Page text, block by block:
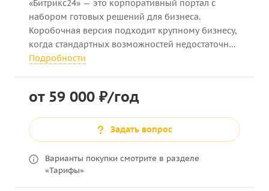
«Битрикс24» — это корпоративный портал с
набором готовых решений для бизнеса.
Коробочная версия подходит крупному бизнесу,
когда стандартных возможностей недостаточно
и в компании есть IT-специалисты, способные
Подробности
от 59 000 ₽/год
Задать вопрос
Варианты покупки смотрите в разделе
«Тарифы»